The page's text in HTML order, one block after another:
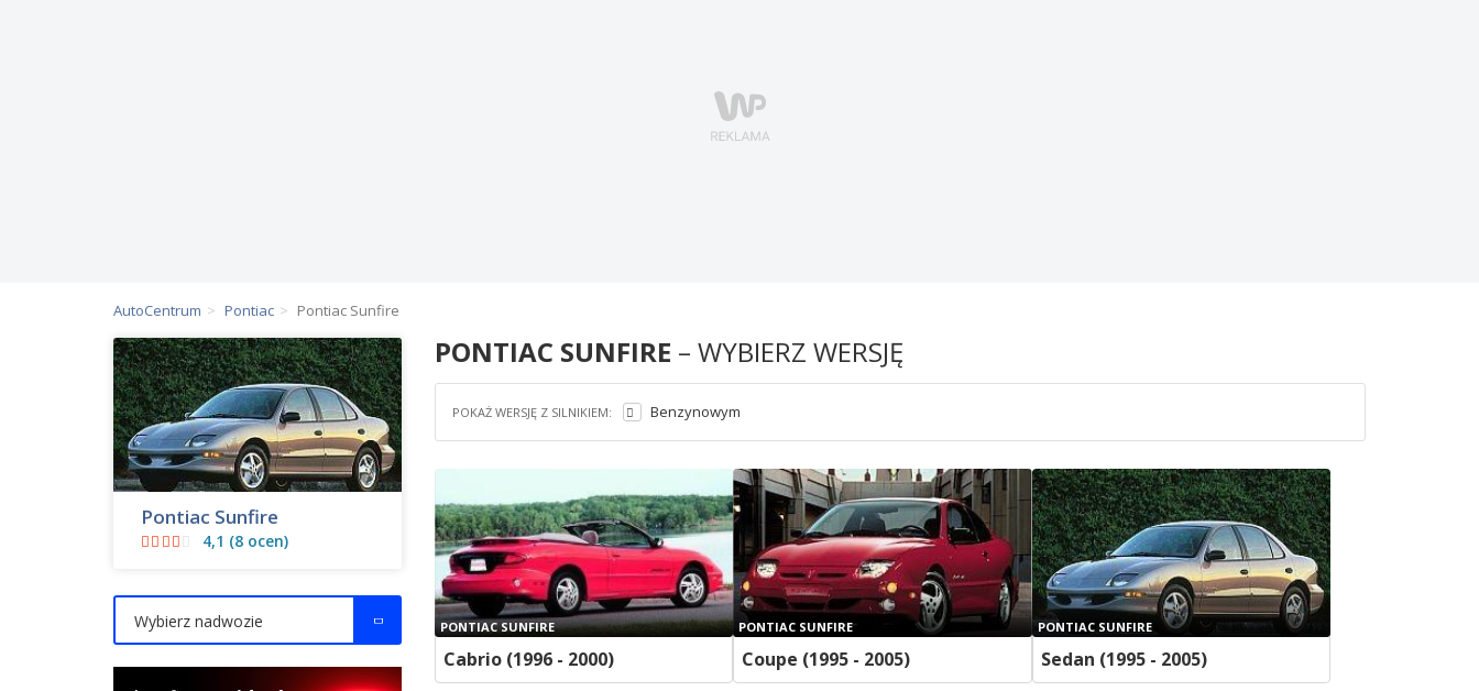
AutoCentrum Pontiac Pontiac Sunfire
PONTIAC SUNFIRE – WYBIERZ WERSJĘ
POKAŻ WERSJĘ Z SILNIKIEM: Benzynowym
PONTIAC SUNFIRE
Cabrio (1996 - 2000)
PONTIAC SUNFIRE
Coupe (1995 - 2005)
PONTIAC SUNFIRE
Sedan (1995 - 2005)
Pontiac Sunfire
4,1 (8 ocen)
Wybierz nadwozie